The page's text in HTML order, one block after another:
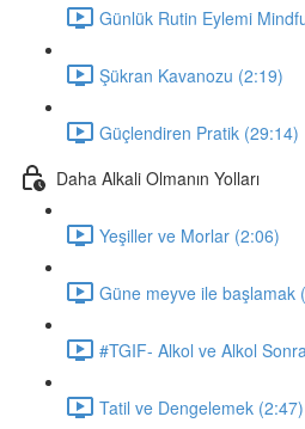
Günlük Rutin Eylemi
Şükran Kavanozu (2:19)
Güçlendiren Pratik (29:14)
Daha Alkali Olmanın Yolları
Yeşiller ve Morlar (2:06)
Güne meyve ile başlamak
#TGIF- Alkol ve Alkol
Tatil ve Dengelemek (2:47)